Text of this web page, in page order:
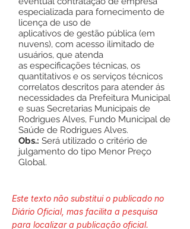
especializada para fornecimento de
licença de uso de
aplicativos de gestão pública (em
nuvens), com acesso ilimitado de
usuários, que atenda
as especificações técnicas, os
quantitativos e os serviços técnicos
correlatos descritos para atender ás
necessidades da Prefeitura Municipal
e suas Secretarias Municipais de
Rodrigues Alves, Fundo Municipal de
Saúde de Rodrigues Alves.
Obs.: Será utilizado o critério de
julgamento do tipo Menor Preço
Global.
Este texto não substitui o publicado no
Diário Oficial, mas facilita a pesquisa
para localizar a publicação oficial.